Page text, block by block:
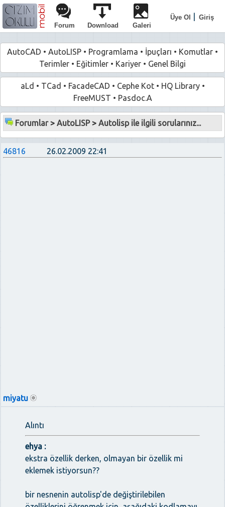
Üye Ol
Giriş
Forum
Download Galeri
AutoCAD • AutoLISP • Programlama • İpuçları • Komutlar •
Terimler • Eğitimler • Kariyer • Genel Bilgi
aLd • TCad • FacadeCAD • Cephe Kot• HQ Library•
FreeMUST • Pasdoc.A
Forumlar>AutoLISP>Autolisp ile ilgili sorularınız...
46816 26.02.2009 22:41
miyatu
Alıntı
ehya :
ekstra özellik derken, olmayan bir özellik mi
eklemek istiyorsun??
bir nesnenin autolisp'de değiştirilebilen